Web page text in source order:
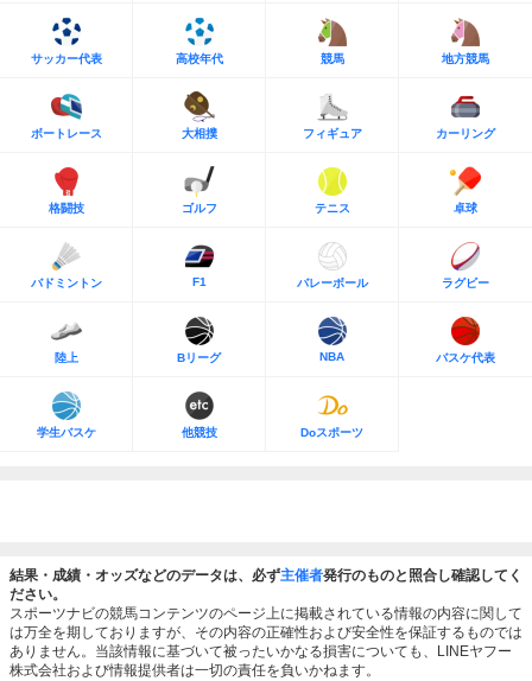
サッカー代表 高校年代 競馬 地方競馬
ボートレース 大相撲 フィギュア カーリング
格闘技 ゴルフ テニス 卓球
バドミントン F1 バレーボール ラグビー
陸上 Bリーグ NBA バスケ代表
学生バスケ 他競技 Doスポーツ
結果・成績・オッズなどのデータは、必ず主催者発行のものと照合し確認してく
ださい。
スポーツナビの競馬コンテンツのページ上に掲載されている情報の内容に関して
は万全を期しておりますが、その内容の正確性および安全性を保証するものでは
ありません。当該情報に基づいて被ったいかなる損害についても、LINEヤフー
株式会社および情報提供者は一切の責任を負いかねます。